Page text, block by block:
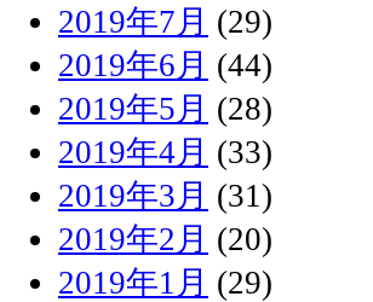
2019年7月 (29)
2019年6月 (44)
2019年5月 (28)
2019年4月 (33)
2019年3月 (31)
2019年2月 (20)
2019年1月 (29)